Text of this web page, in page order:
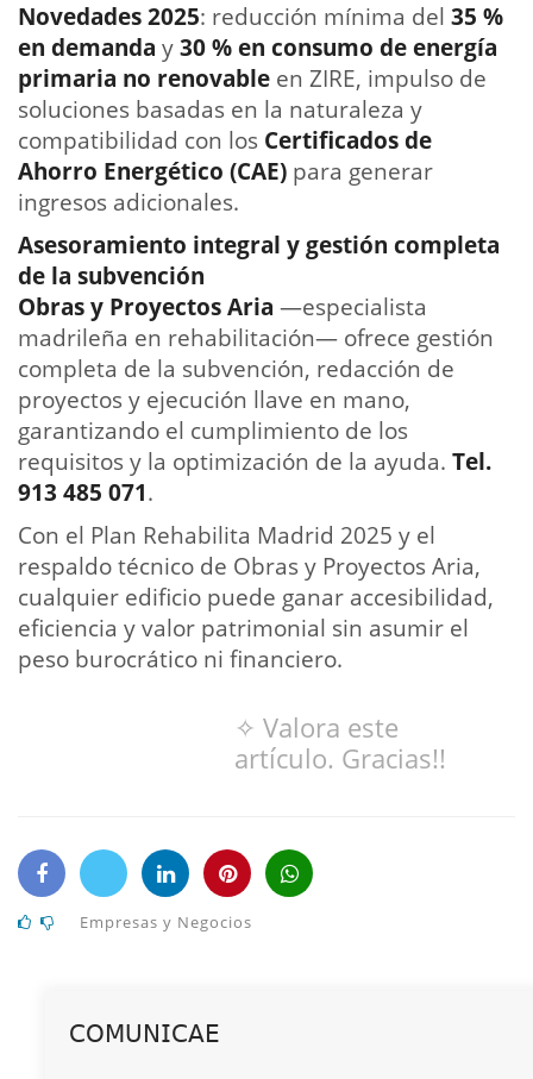
Novedades 2025: reducción mínima del 35 %
en demanda y30 % en consumo de energía
primaria no renovable en ZIRE, impulso de
soluciones basadas en la naturaleza y
compatibilidad con los Certificados de
Ahorro Energético (CAE) para generar
ingresos adicionales.
Asesoramiento integral y gestión completa
de la subvención
Obras y Proyectos Aria —especialista
madrileña en rehabilitación— ofrece gestión
completa de la subvención, redacción de
proyectos y ejecución llave en mano,
garantizando el cumplimiento de los
requisitos y la optimización de la ayuda. Tel.
913 485 071.
Con el Plan Rehabilita Madrid 2025 y el
respaldo técnico de Obras y Proyectos Aria,
cualquier edificio puede ganar accesibilidad,
eficiencia y valor patrimonial sin asumir el
peso burocrático ni financiero.
✧ Valora este
artículo. Gracias!!
Empresas y Negocios
𝖢𝖮𝖬𝖴𝖭𝖨𝖢𝖠𝖤